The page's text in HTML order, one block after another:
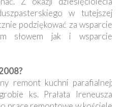
w tutejszej
podziękować za wsparcie
słowem jak i wsparcie
remont kuchni parafialnej;
ks. Prałata Ireneusza